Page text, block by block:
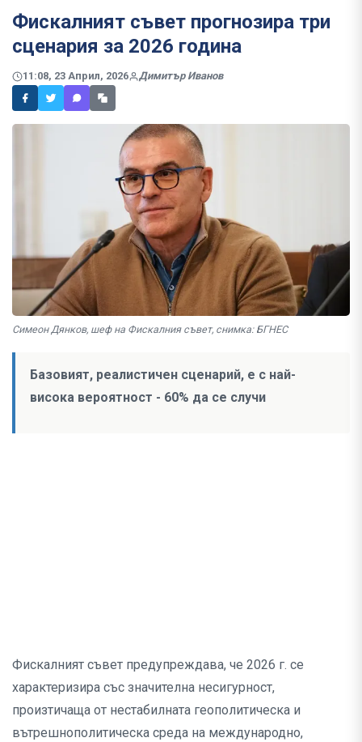
Фискалният съвет прогнозира три
сценария за 2026 година
11:08, 23 Април, 2026 Димитър Иванов
Симеон Дянков, шеф на Фискалния съвет, снимка: БГНЕС
Базовият, реалистичен сценарий, е с най-
висока вероятност - 60% да се случи
Фискалният съвет предупреждава, че 2026 г. се
характеризира със значителна несигурност,
произтичаща от нестабилната геополитическа и
вътрешнополитическа среда на международно,